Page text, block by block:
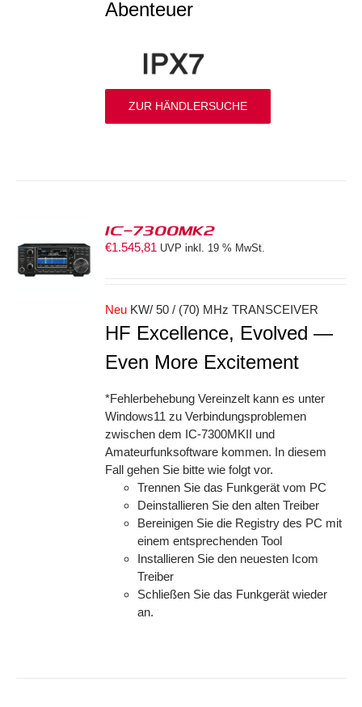
Abenteuer
ZUR HÄNDLERSUCHE
IC-7300MK2
€1.545,81 UVP inkl. 19 % MwSt.
Neu KW/ 50 / (70) MHz TRANSCEIVER
HF Excellence, Evolved —
Even More Excitement
*Fehlerbehebung Vereinzelt kann es unter
Windows11 zu Verbindungsproblemen
zwischen dem IC-7300MKII und
Amateurfunksoftware kommen. In diesem
Fall gehen Sie bitte wie folgt vor.
Trennen Sie das Funkgerät vom PC
Deinstallieren Sie den alten Treiber
Bereinigen Sie die Registry des PC mit
einem entsprechenden Tool
Installieren Sie den neuesten Icom
Treiber
Schließen Sie das Funkgerät wieder
an.